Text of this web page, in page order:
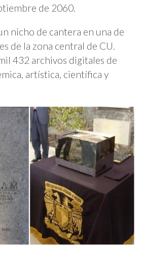
de 2060.
nicho de cantera en una de
de la zona central de CU.
432 archivos digitales de
artística, científica y